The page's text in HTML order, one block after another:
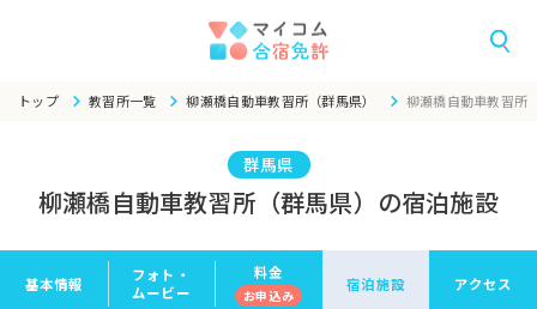
トップ 教習所一覧 柳瀬橋自動車教習所（群馬県） 柳瀬橋自動車教習所
群馬県
柳瀬橋自動車教習所（群馬県）の宿泊施設
基本情報
フォト・
ムービー
料金
お申込み
宿泊施設 アクセス